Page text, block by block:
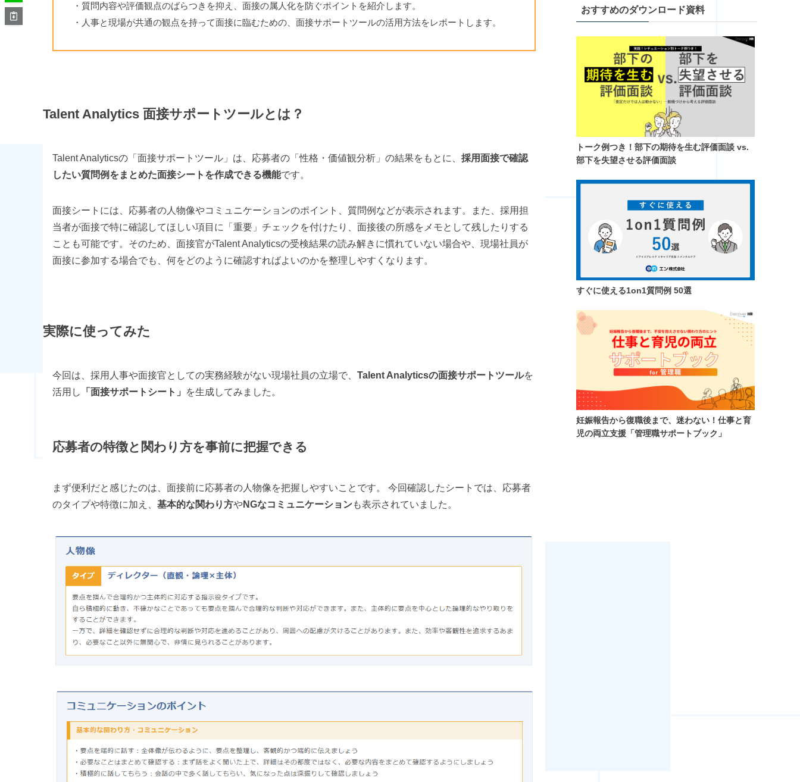
・質問内容や評価観点のばらつきを抑え、面接の属人化を防ぐポイントを紹介します。
・人事と現場が共通の観点を持って面接に臨むための、面接サポートツールの活用方法をレポートします。
Talent Analytics 面接サポートツールとは？
Talent Analyticsの「面接サポートツール」は、応募者の「性格・価値観分析」の結果をもとに、 採用面接で確認
したい質問例をまとめた面接シートを作成できる機能です。
面接シートには、応募者の人物像やコミュニケーションのポイント、質問例などが表示されます。また、採用担
当者が面接で特に確認してほしい項目に「重要」チェックを付けたり、面接後の所感をメモとして残したりする
ことも可能です。そのため、面接官がTalent Analyticsの受検結果の読み解きに慣れていない場合や、現場社員が
面接に参加する場合でも、何をどのように確認すればよいのかを整理しやすくなります。
実際に使ってみた
今回は、採用人事や面接官としての実務経験がない現場社員の立場で、 Talent Analyticsの面接サポートツールを
活用し
「面接サポートシート」 を生成してみました。
応募者の特徴と関わり方を事前に把握できる
まず便利だと感じたのは、面接前に応募者の人物像を把握しやすいことです。 今回確認したシートでは、応募者
のタイプや特徴に加え、 基本的な関わり方やNGなコミュニケーションも表示されていました。
おすすめのダウンロード資料
トーク例つき！​部下の期待を生む評価面談 vs.
部下を失望させる評価面談
すぐに使える1on1質問例 50選
妊娠報告から復職後まで、迷わない！仕事と育
児の両立支援「管理職サポートブック」